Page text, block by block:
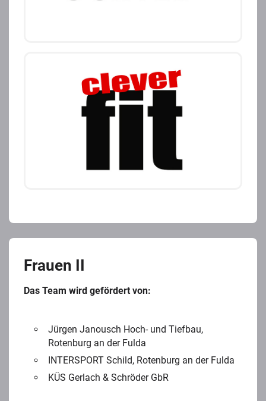
Frauen II
Das Team wird gefördert von:
Jürgen Janousch Hoch- und Tiefbau,
Rotenburg an der Fulda
INTERSPORT Schild, Rotenburg an der Fulda
KÜS Gerlach & Schröder GbR